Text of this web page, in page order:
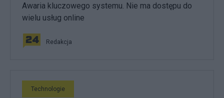
Awaria kluczowego systemu. Nie ma dostępu do
wielu usług online
Redakcja
Technologie